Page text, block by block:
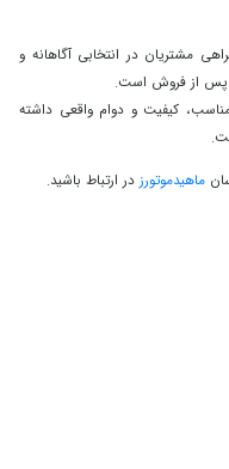
مشتریان در انتخابی آگاهانه و
پس از فروش است.
کیفیت و دوام واقعی داشته
ماهیدموتورز در ارتباط باشید.